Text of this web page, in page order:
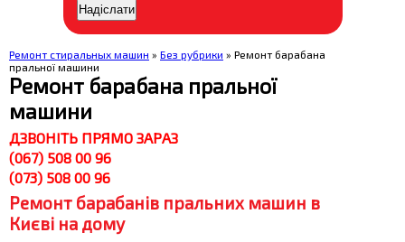
Ремонт стиральных машин » Без рубрики » Ремонт барабана
пральної машини
Ремонт барабана пральної
машини
ДЗВОНІТЬ ПРЯМО ЗАРАЗ
(067) 508 00 96
(073) 508 00 96
Ремонт барабанів пральних машин в
Києві на дому